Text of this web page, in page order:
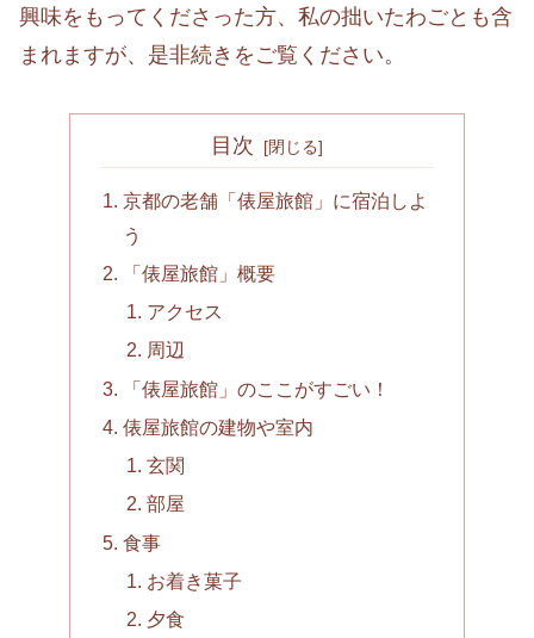
興味をもってくださった方、私の拙いたわごとも含
まれますが、是非続きをご覧ください。
目次
京都の老舗「俵屋旅館」に宿泊しよ
う
「俵屋旅館」概要
アクセス
周辺
「俵屋旅館」のここがすごい！
俵屋旅館の建物や室内
玄関
部屋
食事
お着き菓子
夕食